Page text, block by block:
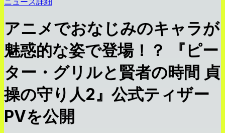
アニメでおなじみのキャラが
魅惑的な姿で登場！？ 『ピー
ター・グリルと賢者の時間 貞
操の守り人2』公式ティザー
PVを公開